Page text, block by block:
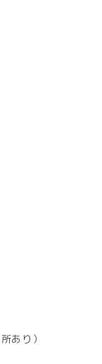
あり）